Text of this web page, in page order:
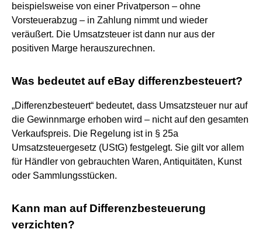
beispielsweise von einer Privatperson – ohne
Vorsteuerabzug – in Zahlung nimmt und wieder
veräußert. Die Umsatzsteuer ist dann nur aus der
positiven Marge herauszurechnen.
Was bedeutet auf eBay differenzbesteuert?
„Differenzbesteuert“ bedeutet, dass Umsatzsteuer nur auf
die Gewinnmarge erhoben wird – nicht auf den gesamten
Verkaufspreis. Die Regelung ist in § 25a
Umsatzsteuergesetz (UStG) festgelegt. Sie gilt vor allem
für Händler von gebrauchten Waren, Antiquitäten, Kunst
oder Sammlungsstücken.
Kann man auf Differenzbesteuerung
verzichten?